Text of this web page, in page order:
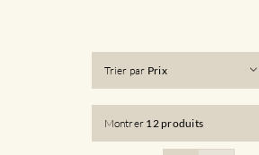
Trier par Prix
Montrer 12 produits